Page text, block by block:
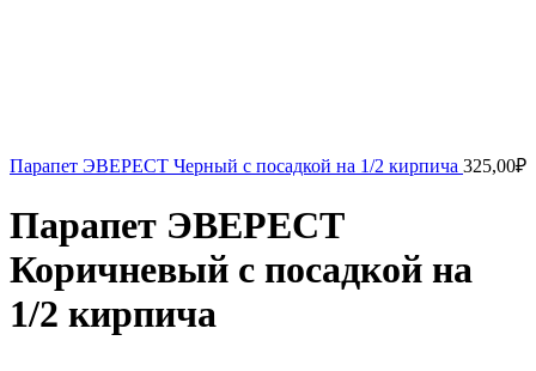
Парапет ЭВЕРЕСТ Черный с посадкой на 1/2 кирпича 325,00₽
Парапет ЭВЕРЕСТ
Коричневый с посадкой на
1/2 кирпича